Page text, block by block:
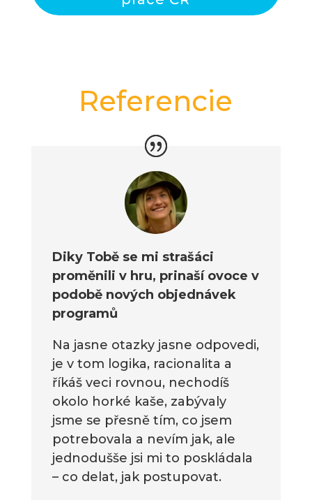
Referencie
Diky Tobě se mi strašáci
proměnili v hru, prinaší ovoce v
podobě nových objednávek
programů
Na jasne otazky jasne odpovedi,
je v tom logika, racionalita a
říkáš veci rovnou, nechodíš
okolo horké kaše, zabývaly
jsme se přesně tím, co jsem
potrebovala a nevím jak, ale
jednodušše jsi mi to poskládala
– co delat, jak postupovat.